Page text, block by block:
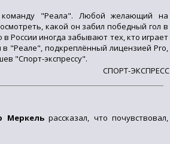
"Реала". Любой желающий на
какой он забил победный гол в
России иногда забывают тех, кто играет
"Реале", подкреплённый лицензией Pro,
"Спорт-экспрессу".
СПОРТ-ЭКСПРЕСС
Меркельрассказал, что почувствовал,